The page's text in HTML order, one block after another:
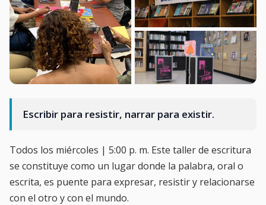
Escribir para resistir, narrar para existir.
Todos los miércoles | 5:00 p. m. Este taller de escritura
se constituye como un lugar donde la palabra, oral o
escrita, es puente para expresar, resistir y relacionarse
con el otro y con el mundo.